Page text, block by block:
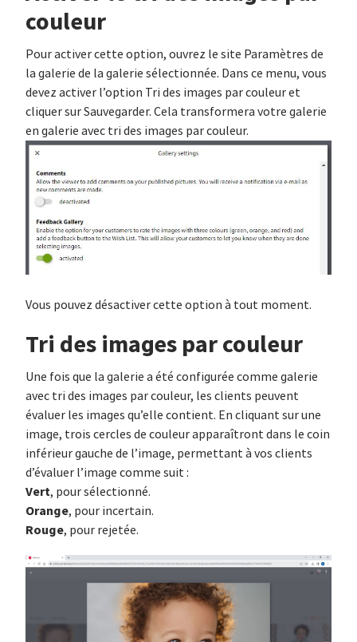
couleur
Pour activer cette option, ouvrez le site Paramètres de
la galerie de la galerie sélectionnée. Dans ce menu, vous
devez activer l’option Tri des images par couleur et
cliquer sur Sauvegarder. Cela transformera votre galerie
en galerie avec tri des images par couleur.
Vous pouvez désactiver cette option à tout moment.
Tri des images par couleur
Une fois que la galerie a été configurée comme galerie
avec tri des images par couleur, les clients peuvent
évaluer les images qu’elle contient. En cliquant sur une
image, trois cercles de couleur apparaîtront dans le coin
inférieur gauche de l’image, permettant à vos clients
d’évaluer l’image comme suit :
Vert, pour sélectionné.
Orange, pour incertain.
Rouge, pour rejetée.